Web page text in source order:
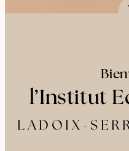
l’Institut
LADOIX-